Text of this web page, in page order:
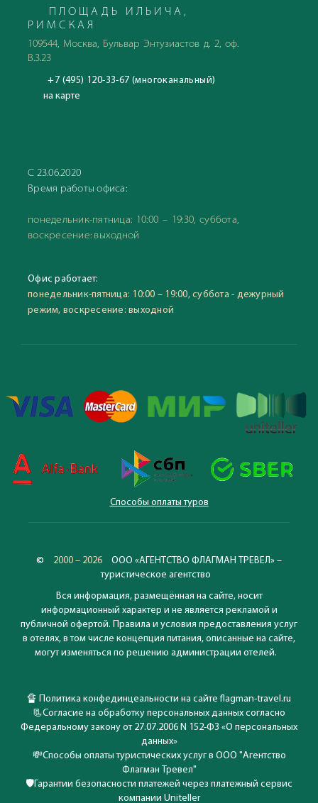
ПЛОЩАДЬ ИЛЬИЧА,
РИМСКАЯ
109544, Москва, Бульвар Энтузиастов д. 2, оф.
В.3.23
+7 (495) 120-33-67 (многоканальный)
на карте
С 23.06.2020
Время работы офиса:
понедельник-пятница: 10:00 – 19:30, суббота,
воскресение: выходной
Офис работает:
понедельник-пятница: 10:00 – 19:00, суббота - дежурный
режим, воскресение: выходной
Способы оплаты туров
© 2000 – 2026
ООО «АГЕНТСТВО ФЛАГМАН ТРЕВЕЛ» –
туристическое агентство
Вся информация, размещённая на сайте, носит
информационный характер и не является рекламой и
публичной офертой. Правила и условия предоставления услуг
в отелях, в том числе концепция питания, описанные на сайте,
могут изменяться по решению администрации отелей.
🔏 Политика конфединцеальности на сайте flagman-travel.ru
📃Согласие на обработку персональных данных согласно
Федеральному закону от 27.07.2006 N 152-ФЗ «О персональных
данных»
💸Способы оплаты туристических услуг в ООО "Агентство
Флагман Тревел"
🛡️Гарантии безопасности платежей через платежный сервис
компании Uniteller